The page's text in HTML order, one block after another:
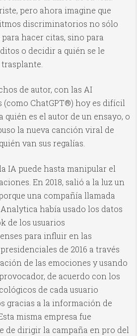
pero ahora imagine que
discriminatorios no sólo
para hacer citas, sino para
o decidir a quién se le
de autor, con las AI
(como ChatGPT®) hoy es difícil
quién es el autor de un ensayo, o
la nueva canción viral de
van sus regalías.
IA puede hasta manipular el
En 2018, salió a la luz un
una compañía llamada
había usado los datos
de los usuarios
para influir en las
de 2016 a través
de las emociones y usando
de acuerdo con los
de cada usuario
gracias a la información de
misma empresa fue
de dirigir la campaña en pro del